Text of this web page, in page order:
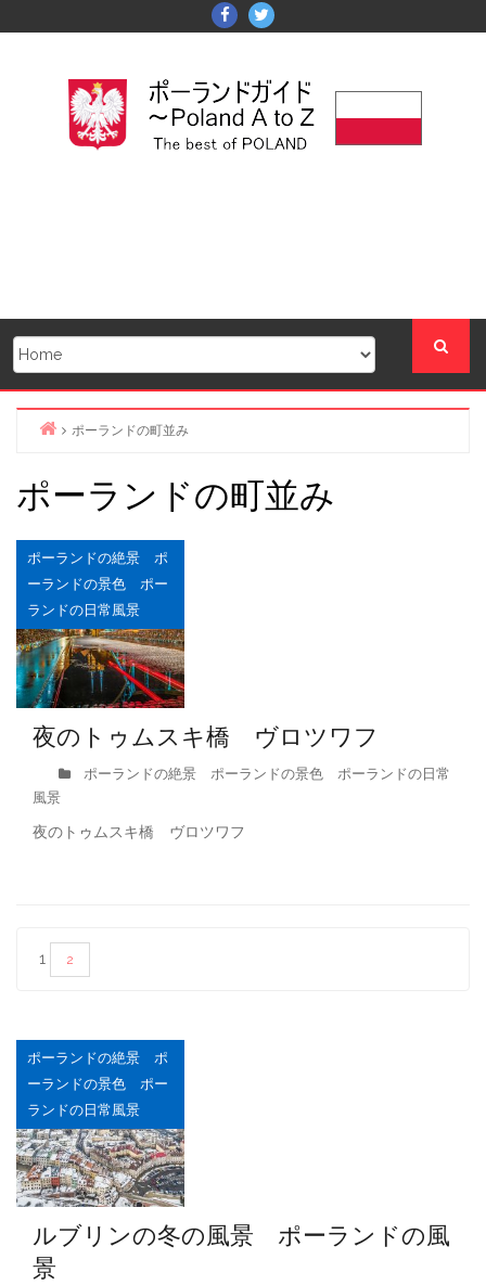
to
Facebook
Twitter
ポーランドの町並み
ポーランドの町並み
ポーランドの絶景 ポ
ーランドの景色 ポー
ランドの日常風景
夜のトゥムスキ橋 ヴロツワフ
ポーランドの絶景 ポーランドの景色 ポーランドの日常
風景
夜のトゥムスキ橋 ヴロツワフ
投
ペ
ー
ジ
送
り
1 2
ポーランドの絶景 ポ
ーランドの景色 ポー
ランドの日常風景
ルブリンの冬の風景 ポーランドの風
景